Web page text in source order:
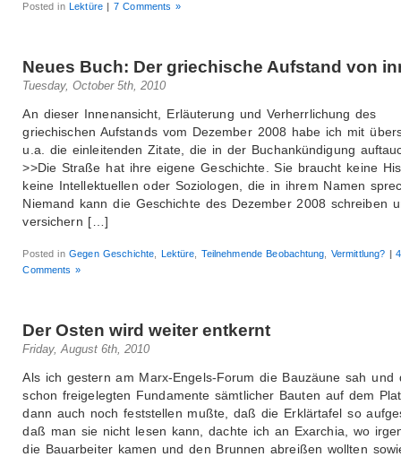
Posted inLektüre | 7 Comments »
Neues Buch: Der griechische Aufstand von
Tuesday, October 5th, 2010
An dieser Innenansicht, Erläuterung und Verherrlichung des
griechischen Aufstands vom Dezember 2008 habe ich mit
u.a. die einleitenden Zitate, die in der Buchankündigung
>>Die Straße hat ihre eigene Geschichte. Sie braucht keine
keine Intellektuellen oder Soziologen, die in ihrem Namen
Niemand kann die Geschichte des Dezember 2008 schreiben
versichern […]
Posted inGegen Geschichte Lektüre Teilnehmende Beobachtung Vermittlung? | 4
Comments »
Der Osten wird weiter entkernt
Friday, August 6th, 2010
Als ich gestern am Marx-Engels-Forum die Bauzäune sah und
schon freigelegten Fundamente sämtlicher Bauten auf dem
dann auch noch feststellen mußte, daß die Erklärtafel so
daß man sie nicht lesen kann, dachte ich an Exarchia, wo
die Bauarbeiter kamen und den Brunnen abreißen wollten